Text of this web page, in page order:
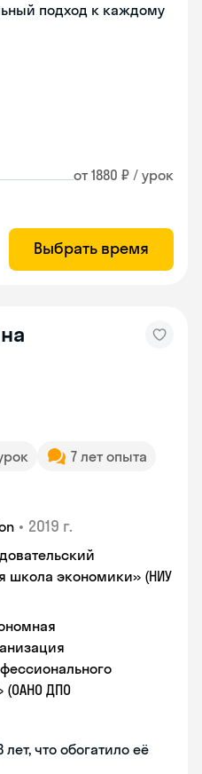
подход к каждому
от 1880 ₽ / урок
Выбрать время
7 лет опыта
• 2019 г.
школа экономики» (НИУ
(ОАНО ДПО
что обогатило её